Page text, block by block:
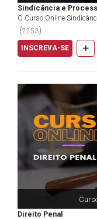
Sindicância e
O Curso Online
alguns aspectos
(2253)
INSCREVA-SE +
Direito Penal